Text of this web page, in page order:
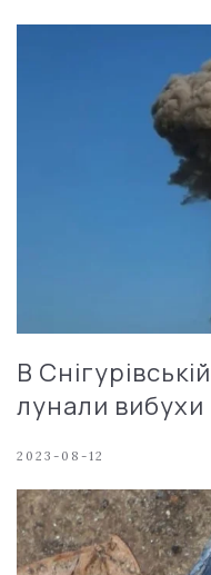
В
лунали вибухи
2023-08-12